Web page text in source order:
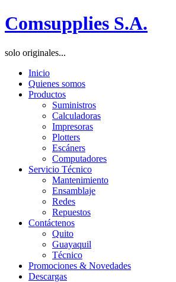
Comsupplies S.A.
solo originales...
Inicio
Quienes somos
Productos
Suministros
Calculadoras
Impresoras
Plotters
Escáners
Computadores
Servicio Técnico
Mantenimiento
Ensamblaje
Redes
Repuestos
Contáctenos
Quito
Guayaquil
Técnico
Promociones & Novedades
Descargas